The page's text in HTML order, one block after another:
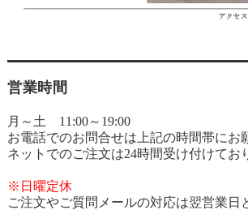
営業時間
月～土 11:00～19:00
お電話でのお問合せは上記の時間帯にお
ネットでのご注文は24時間受け付けてお
※日曜定休
ご注文やご質問メールの対応は翌営業日